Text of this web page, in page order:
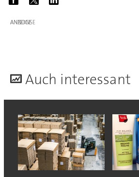
ANZEIGE
Auch interessant